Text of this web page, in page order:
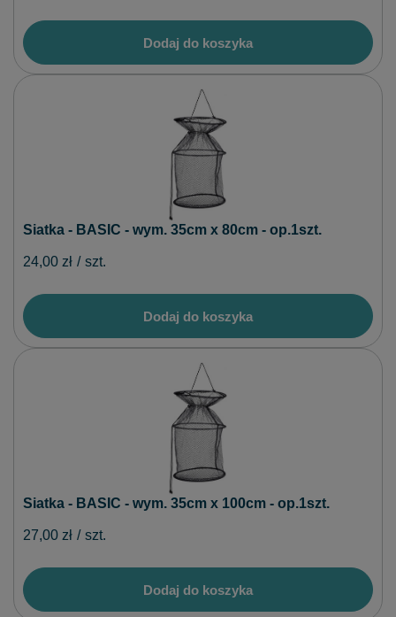
Dodaj do koszyka
Siatka - BASIC - wym. 35cm x 80cm - op.1szt.
24,00 zł / szt.
Dodaj do koszyka
Siatka - BASIC - wym. 35cm x 100cm - op.1szt.
27,00 zł / szt.
Dodaj do koszyka